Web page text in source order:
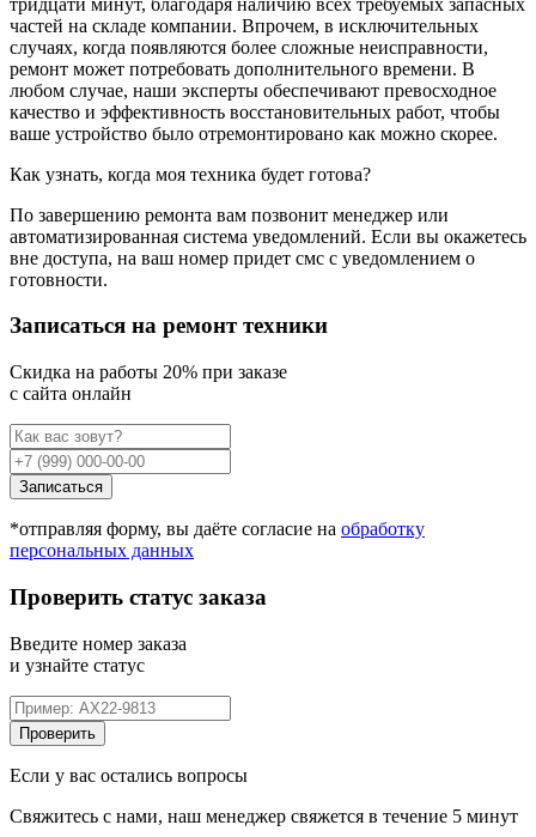
частей на складе компании. Впрочем, в исключительных
случаях, когда появляются более сложные неисправности,
ремонт может потребовать дополнительного времени. В
любом случае, наши эксперты обеспечивают превосходное
качество и эффективность восстановительных работ, чтобы
ваше устройство было отремонтировано как можно скорее.
Как узнать, когда моя техника будет готова?
По завершению ремонта вам позвонит менеджер или
автоматизированная система уведомлений. Если вы окажетесь
вне доступа, на ваш номер придет смс с уведомлением о
готовности.
Записаться на ремонт техники
Cкидка на работы 20% при заказе
с сайта онлайн
Записаться
*отправляя форму, вы даёте согласие на обработку
персональных данных
Проверить статус заказа
Введите номер заказа
и узнайте статус
Проверить
Если у вас остались вопросы
Свяжитесь с нами, наш менеджер свяжется в течение 5 минут